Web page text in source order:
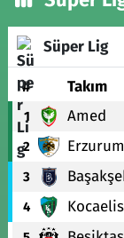
Süper Lig
# Takım
1 Amed
2
3
4